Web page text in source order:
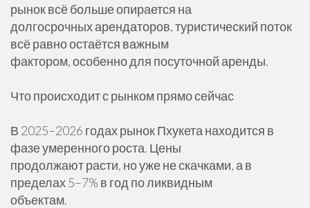
рынок всё больше опирается на
долгосрочных арендаторов, туристический поток
всё равно остаётся важным
фактором, особенно для посуточной аренды.
Что происходит с рынком прямо сейчас
В 2025–2026 годах рынок Пхукета находится в
фазе умеренного роста. Цены
продолжают расти, но уже не скачками, а в
пределах 5–7% в год по ликвидным
объектам.